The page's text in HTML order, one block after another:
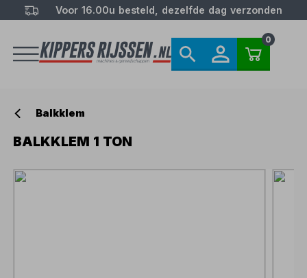
Voor 16.00u besteld, dezelfde dag verzonden
0
Balkklem
BALKKLEM 1 TON